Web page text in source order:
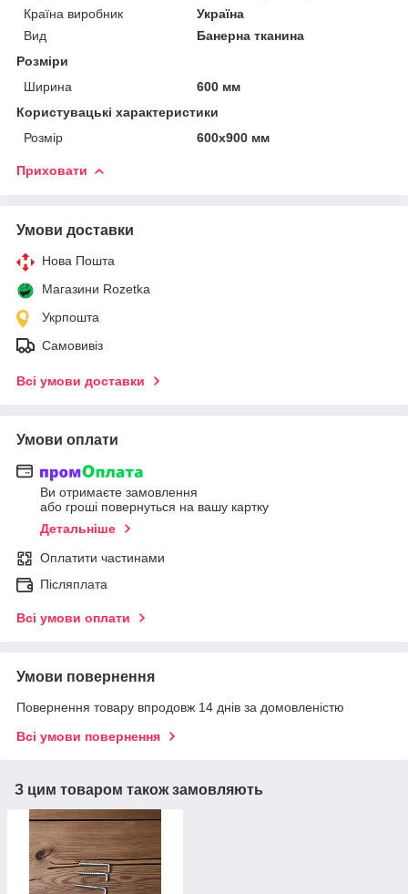
Країна виробник
Україна
Вид
Банерна тканина
Розміри
Ширина
600 мм
Користувацькі характеристики
Розмір
600х900 мм
Приховати
Умови доставки
Нова Пошта
Магазини Rozetka
Укрпошта
Самовивіз
Всі умови доставки
Умови оплати
Ви отримаєте замовлення
або гроші повернуться на вашу картку
Детальніше
Оплатити частинами
Післяплата
Всі умови оплати
Умови повернення
Повернення товару впродовж 14 днів за домовленістю
Всі умови повернення
З цим товаром також замовляють